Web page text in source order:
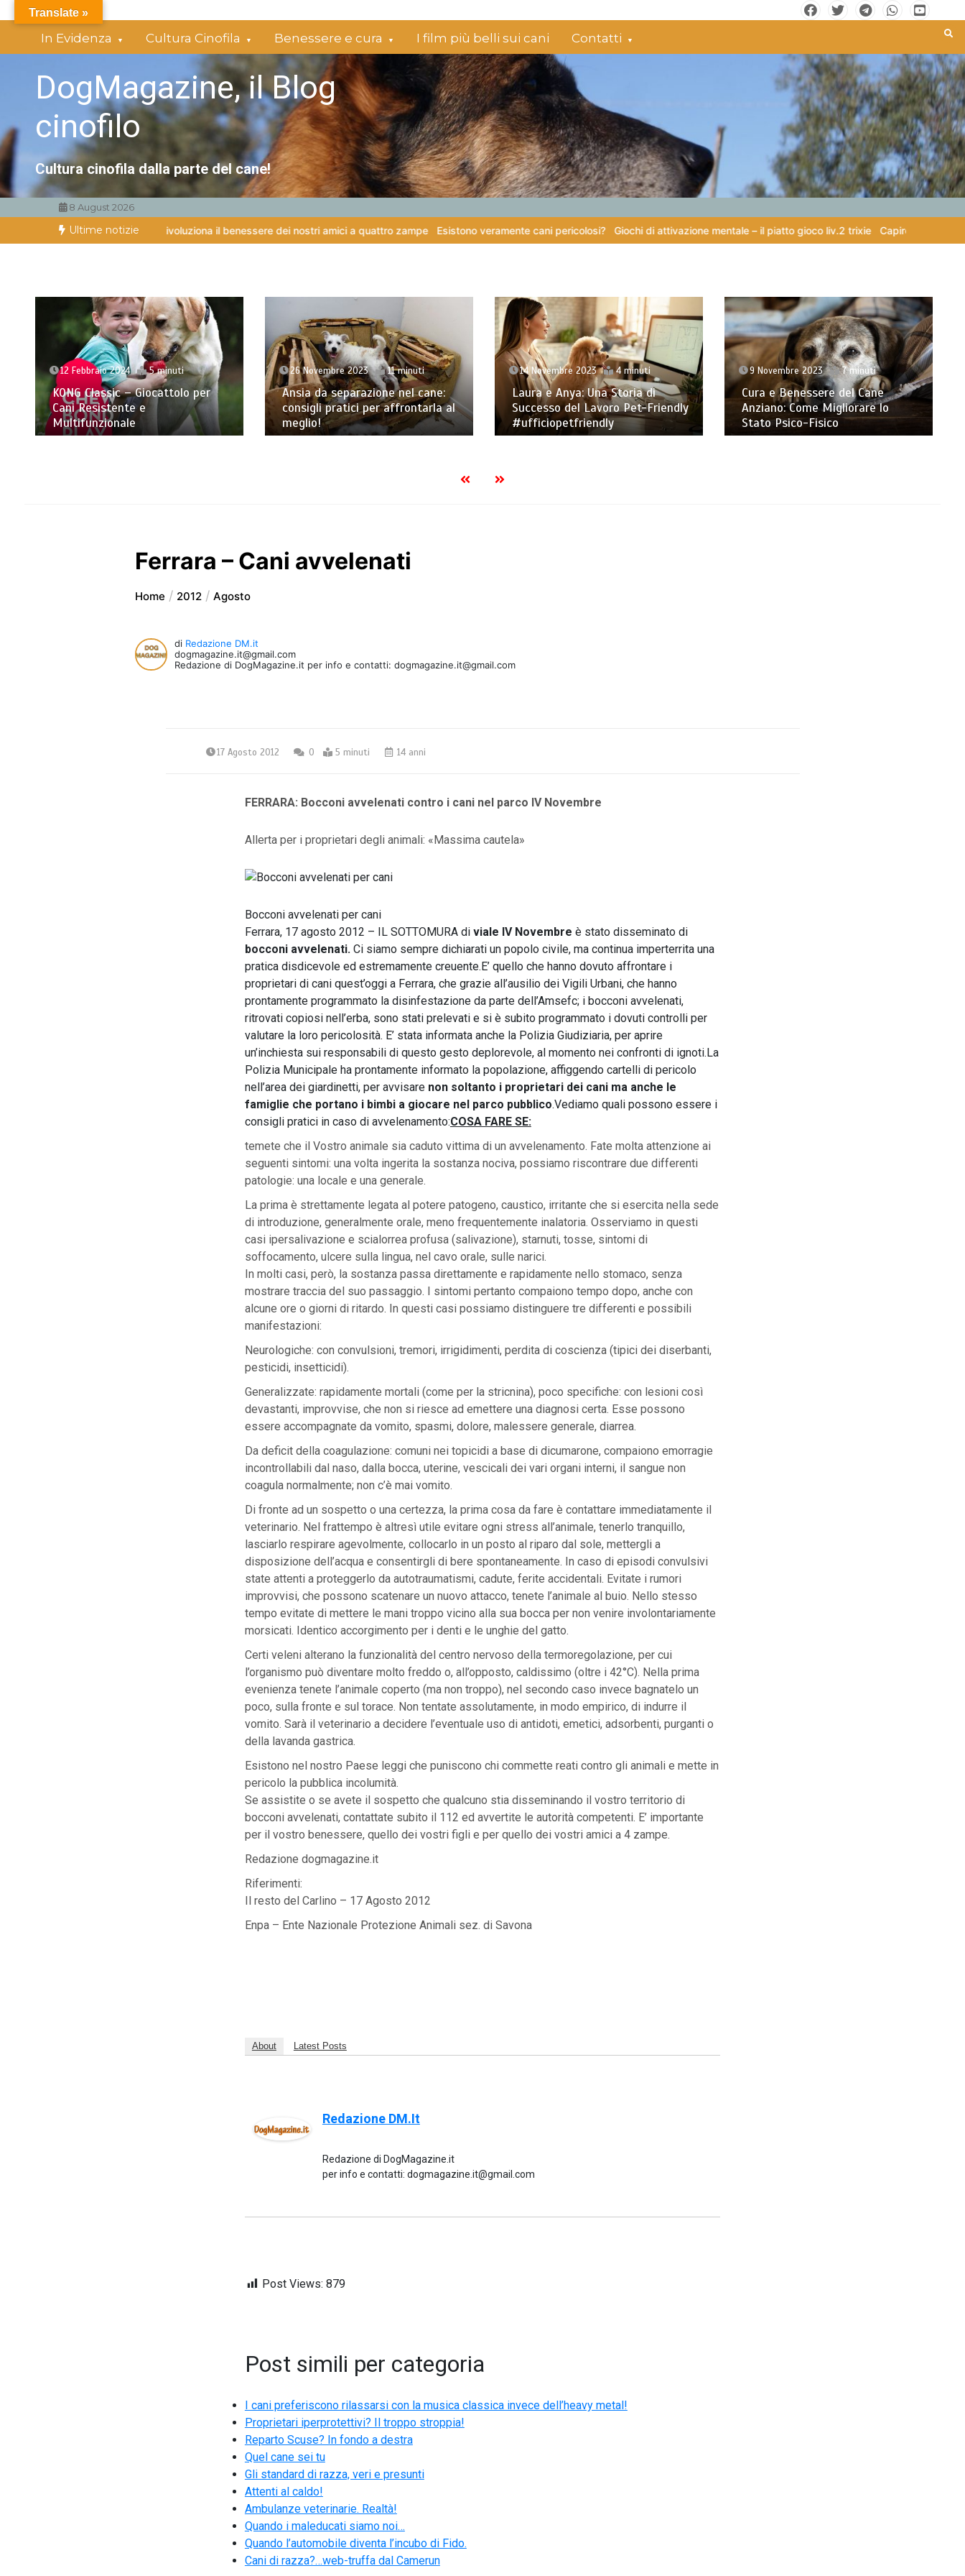
contenutoIn Evidenza Cultura Cinofila Benessere e cura I film più belli sui cani Contatti
DogMagazine, il Blog
cinofilo
Cultura cinofila dalla parte del cane!
8 August 2026
Ultime notizie
cani: lo studio che rivoluziona il benessere dei nostri amici a quattro zampe Esistono veramente cani pericolosi? Giochi di attivazione mentale – il piatto gioco liv.2 trixie Capire il linguaggio dei
12 Febbraio 2024 5 minuti
KONG Classic – Giocattolo per
Cani Resistente e
Multifunzionale
26 Novembre 2023 11 minuti
Ansia da separazione nel cane:
consigli pratici per affrontarla al
meglio!
14 Novembre 2023 4 minuti
Laura e Anya: Una Storia di
Successo del Lavoro Pet-Friendly
#ufficiopetfriendly
9 Novembre 2023 7 minuti
Cura e Benessere del Cane
Anziano: Come Migliorare lo
Stato Psico-Fisico
Ferrara – Cani avvelenati
Home 2012 Agosto
di Redazione DM.it
dogmagazine.it@gmail.com
Redazione di DogMagazine.it per info e contatti: dogmagazine.it@gmail.com
17 Agosto 2012 0 5 minuti 14 anni
FERRARA: Bocconi avvelenati contro i cani nel parco IV Novembre
Allerta per i proprietari degli animali: «Massima cautela»
Bocconi avvelenati per cani
Ferrara, 17 agosto 2012 – IL SOTTOMURA di viale IV Novembre è stato disseminato di
bocconi avvelenati. Ci siamo sempre dichiarati un popolo civile, ma continua imperterrita una
pratica disdicevole ed estremamente creuente. E’ quello che hanno dovuto affrontare i
proprietari di cani quest’oggi a Ferrara, che grazie all’ausilio dei Vigili Urbani, che hanno
prontamente programmato la disinfestazione da parte dell’Amsefc; i bocconi avvelenati,
ritrovati copiosi nell’erba, sono stati prelevati e si è subito programmato i dovuti controlli per
valutare la loro pericolosità. E’ stata informata anche la Polizia Giudiziaria, per aprire
un’inchiesta sui responsabili di questo gesto deplorevole, al momento nei confronti di ignoti.La
Polizia Municipale ha prontamente informato la popolazione, affiggendo cartelli di pericolo
nell’area dei giardinetti, per avvisare non soltanto i proprietari dei cani ma anche le
famiglie che portano i bimbi a giocare nel parco pubblico.Vediamo quali possono essere i
consigli pratici in caso di avvelenamento:COSA FARE SE:
temete che il Vostro animale sia caduto vittima di un avvelenamento. Fate molta attenzione ai
seguenti sintomi: una volta ingerita la sostanza nociva, possiamo riscontrare due differenti
patologie: una locale e una generale.
La prima è strettamente legata al potere patogeno, caustico, irritante che si esercita nella sede
di introduzione, generalmente orale, meno frequentemente inalatoria. Osserviamo in questi
casi ipersalivazione e scialorrea profusa (salivazione), starnuti, tosse, sintomi di
soffocamento, ulcere sulla lingua, nel cavo orale, sulle narici.
In molti casi, però, la sostanza passa direttamente e rapidamente nello stomaco, senza
mostrare traccia del suo passaggio. I sintomi pertanto compaiono tempo dopo, anche con
alcune ore o giorni di ritardo. In questi casi possiamo distinguere tre differenti e possibili
manifestazioni:
Neurologiche: con convulsioni, tremori, irrigidimenti, perdita di coscienza (tipici dei diserbanti,
pesticidi, insetticidi).
Generalizzate: rapidamente mortali (come per la stricnina), poco specifiche: con lesioni così
devastanti, improvvise, che non si riesce ad emettere una diagnosi certa. Esse possono
essere accompagnate da vomito, spasmi, dolore, malessere generale, diarrea.
Da deficit della coagulazione: comuni nei topicidi a base di dicumarone, compaiono emorragie
incontrollabili dal naso, dalla bocca, uterine, vescicali dei vari organi interni, il sangue non
coagula normalmente; non c’è mai vomito.
Di fronte ad un sospetto o una certezza, la prima cosa da fare è contattare immediatamente il
veterinario. Nel frattempo è altresì utile evitare ogni stress all’animale, tenerlo tranquillo,
lasciarlo respirare agevolmente, collocarlo in un posto al riparo dal sole, mettergli a
disposizione dell’acqua e consentirgli di bere spontaneamente. In caso di episodi convulsivi
state attenti a proteggerlo da autotraumatismi, cadute, ferite accidentali. Evitate i rumori
improvvisi, che possono scatenare un nuovo attacco, tenete l’animale al buio. Nello stesso
tempo evitate di mettere le mani troppo vicino alla sua bocca per non venire involontariamente
morsicati. Identico accorgimento per i denti e le unghie del gatto.
Certi veleni alterano la funzionalità del centro nervoso della termoregolazione, per cui
l’organismo può diventare molto freddo o, all’opposto, caldissimo (oltre i 42°C). Nella prima
evenienza tenete l’animale coperto (ma non troppo), nel secondo caso invece bagnatelo un
poco, sulla fronte e sul torace. Non tentate assolutamente, in modo empirico, di indurre il
vomito. Sarà il veterinario a decidere l’eventuale uso di antidoti, emetici, adsorbenti, purganti o
della lavanda gastrica.
Esistono nel nostro Paese leggi che puniscono chi commette reati contro gli animali e mette in
pericolo la pubblica incolumità.
Se assistite o se avete il sospetto che qualcuno stia disseminando il vostro territorio di
bocconi avvelenati, contattate subito il 112 ed avvertite le autorità competenti. E’ importante
per il vostro benessere, quello dei vostri figli e per quello dei vostri amici a 4 zampe.
Redazione dogmagazine.it
Riferimenti:
Il resto del Carlino – 17 Agosto 2012
Enpa – Ente Nazionale Protezione Animali sez. di Savona
About Latest Posts
Redazione DM.it
Redazione di DogMagazine.it
per info e contatti: dogmagazine.it@gmail.com
Post Views: 879
Post simili per categoria
I cani preferiscono rilassarsi con la musica classica invece dell’heavy metal!
Proprietari iperprotettivi? Il troppo stroppia!
Reparto Scuse? In fondo a destra
Quel cane sei tu
Gli standard di razza, veri e presunti
Attenti al caldo!
Ambulanze veterinarie. Realtà!
Quando i maleducati siamo noi…
Quando l’automobile diventa l’incubo di Fido.
Cani di razza?…web-truffa dal Camerun
Translate »